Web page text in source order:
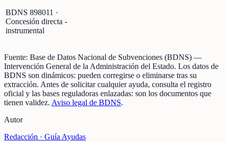
BDNS 898011 ·
Concesión directa -
instrumental
Fuente: Base de Datos Nacional de Subvenciones (BDNS) —
Intervención General de la Administración del Estado. Los datos de
BDNS son dinámicos: pueden corregirse o eliminarse tras su
extracción. Antes de solicitar cualquier ayuda, consulta el registro
oficial y las bases reguladoras enlazadas: son los documentos que
tienen validez. Aviso legal de BDNS.
Autor
Redacción · Guía Ayudas